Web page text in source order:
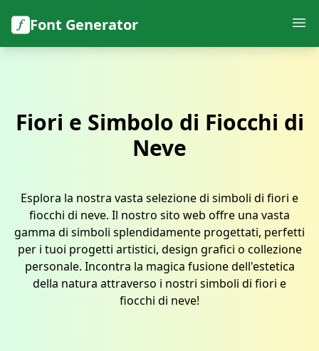
Font Generator
Fiori e Simbolo di Fiocchi di
Neve
Esplora la nostra vasta selezione di simboli di fiori e
fiocchi di neve. Il nostro sito web offre una vasta
gamma di simboli splendidamente progettati, perfetti
per i tuoi progetti artistici, design grafici o collezione
personale. Incontra la magica fusione dell'estetica
della natura attraverso i nostri simboli di fiori e
fiocchi di neve!